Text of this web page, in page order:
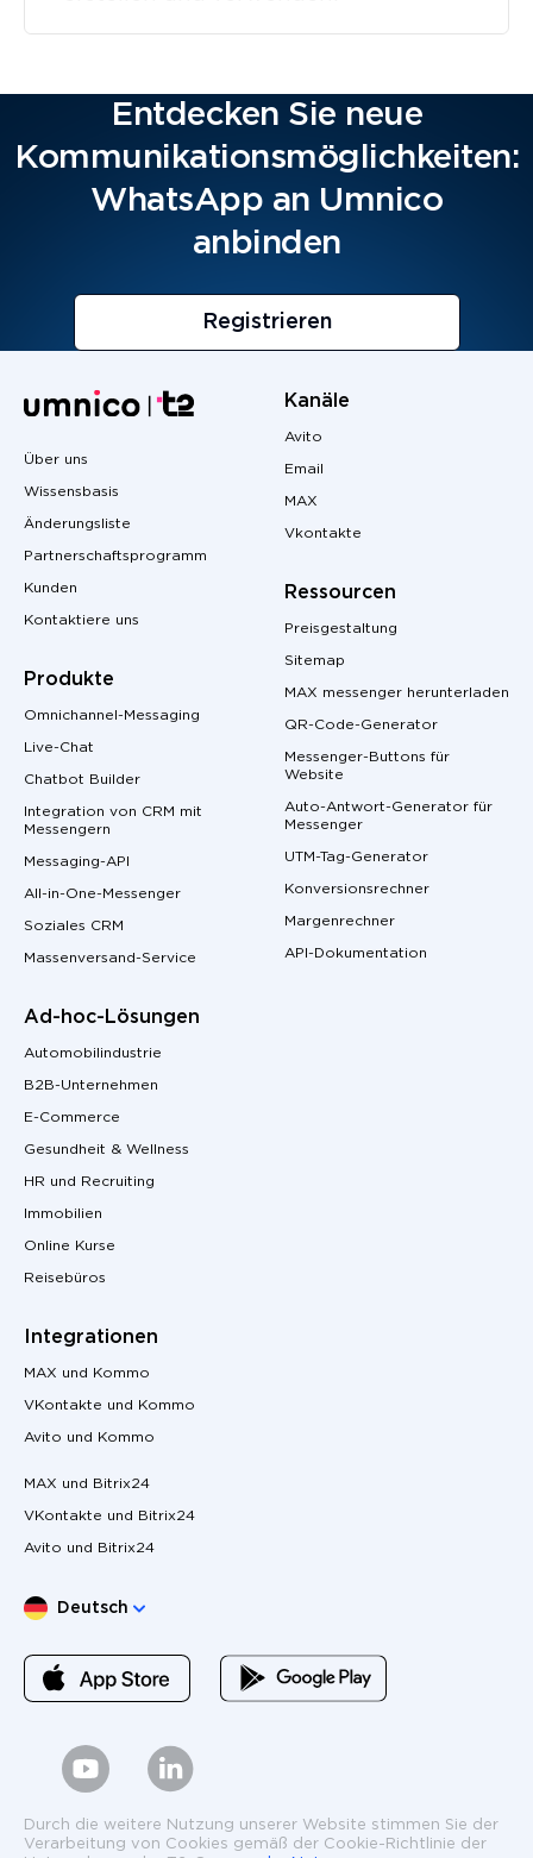
Entdecken Sie neue
Kommunikationsmöglichkeiten:
WhatsApp an Umnico
anbinden
Registrieren
Über uns
Wissensbasis
Änderungsliste
Partnerschaftsprogramm
Kunden
Kontaktiere uns
Produkte
Omnichannel-Messaging
Live-Chat
Chatbot Builder
Integration von CRM mit
Messengern
Messaging-API
All-in-One-Messenger
Soziales CRM
Massenversand-Service
Ad-hoc-Lösungen
Automobilindustrie
B2B-Unternehmen
E-Commerce
Gesundheit & Wellness
HR und Recruiting
Immobilien
Online Kurse
Reisebüros
Integrationen
MAX und Kommo
VKontakte und Kommo
Avito und Kommo
MAX und Bitrix24
VKontakte und Bitrix24
Avito und Bitrix24
Kanäle
Avito
Email
MAX
Vkontakte
Ressourcen
Preisgestaltung
Sitemap
MAX messenger herunterladen
QR-Code-Generator
Messenger-Buttons für
Website
Auto-Antwort-Generator für
Messenger
UTM-Tag-Generator
Konversionsrechner
Margenrechner
API-Dokumentation
Sprache wählen
Deutsch
Durch die weitere Nutzung unserer Website stimmen Sie der
Verarbeitung von Cookies gemäß der Cookie-Richtlinie der